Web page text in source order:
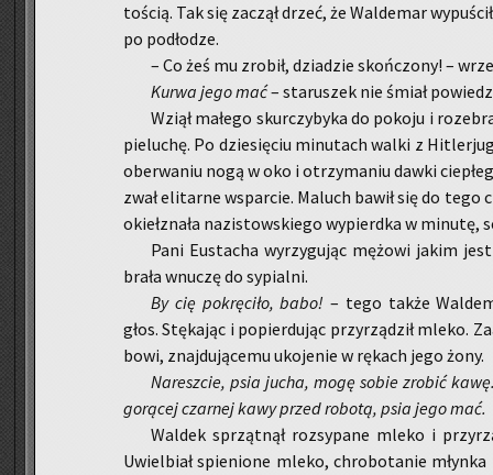
to­ścią. Tak się za­czął drzeć, że Wal­de­mar
po pod­ło­dze.
– Co żeś mu zro­bił, dzia­dzie skoń­czo­ny! –
Kurwa jego mać– sta­ru­szek nie śmiał
Wziął ma­łe­go skur­czy­by­ka do po­ko­ju i
pie­lu­chę. Po dzie­się­ciu mi­nu­tach walki z
obe­rwa­niu nogą w oko i otrzy­ma­niu dawki
zwał eli­tar­ne wspar­cie. Ma­luch bawił się do tego
okieł­zna­ła na­zi­stow­skie­go wy­pierd­ka w mi­nu­tę,
Pani Eu­sta­cha wy­rzy­gu­jąc mę­żo­wi jakim
bra­ła wnu­czę do sy­pial­ni.
By cię po­krę­ci­ło, babo! – tego także
głos. Stę­ka­jąc i po­pier­du­jąc przy­rzą­dził mleko.
bo­wi, znaj­du­ją­ce­mu uko­je­nie w rę­kach jego żony.
Na­resz­cie, psia jucha, mogę sobie zro­bić
go­rą­cej czar­nej kawy przed ro­bo­tą, psia jego mać.
Wal­dek sprząt­nął roz­sy­pa­ne mleko i
Uwiel­biał spie­nio­ne mleko, chro­bo­ta­nie